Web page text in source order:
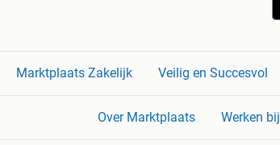
Marktplaats Zakelijk Veilig en Succesvol
Over Marktplaats Werken bij